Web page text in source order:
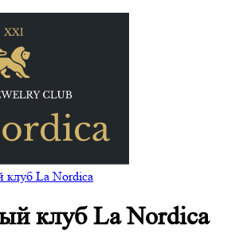
клуб La Nordica